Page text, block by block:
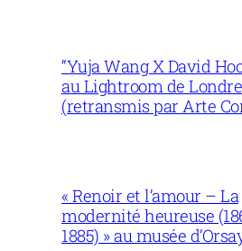
“Yuja Wang X David
au Lightroom de
(retransmis par Arte
« Renoir et l’amour – La
modernité heureuse
1885) » au musée